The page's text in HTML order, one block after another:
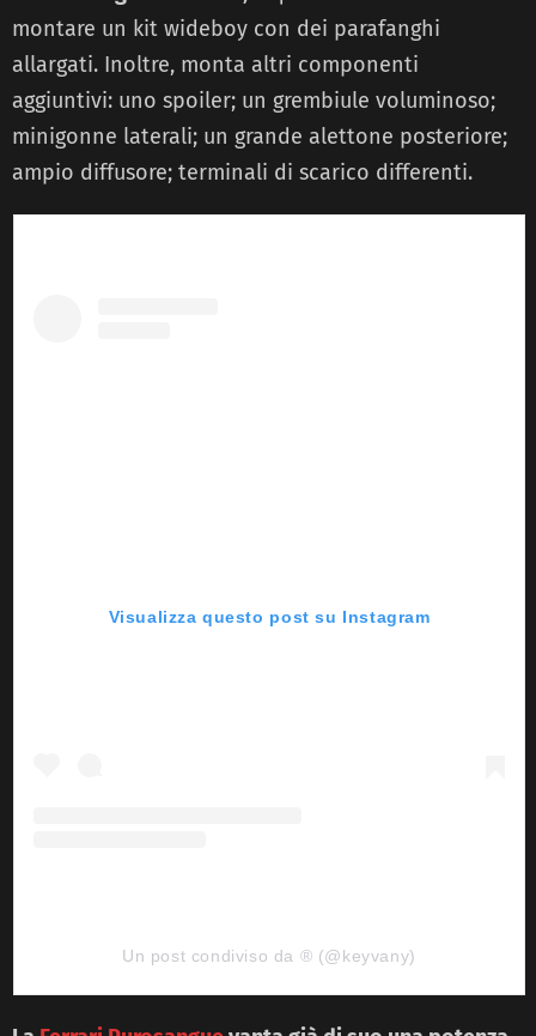
montare un kit wideboy con dei parafanghi
allargati. Inoltre, monta altri componenti
aggiuntivi: uno spoiler; un grembiule voluminoso;
minigonne laterali; un grande alettone posteriore;
ampio diffusore; terminali di scarico differenti.
Visualizza questo post su Instagram
Un post condiviso da ® (@keyvany)